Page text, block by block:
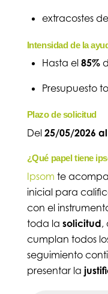
extracostes
Intensidad de la
Hasta el85%
Presupuesto
Plazo de solicitud
Del 25/05/2026
¿Qué papel tiene
Ipsom te
inicial para
con el
toda la solicitud,
cumplan todos
seguimiento
presentar la